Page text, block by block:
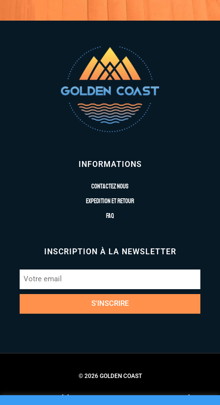
INFORMATIONS
Contactez nous
Expedition et retour
FAQ
INSCRIPTION À LA NEWSLETTER
S'INSCRIRE
© 2026 GOLDEN COAST